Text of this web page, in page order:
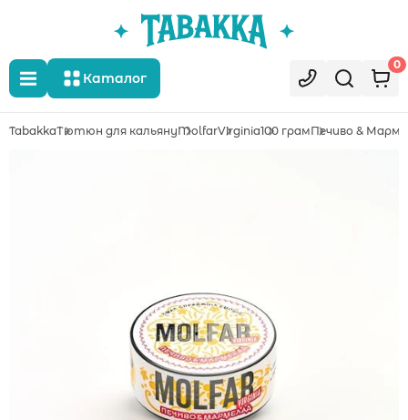
Каталог
0
TabakkaТютюн для кальянуMolfarVirginia100 грамПечиво &